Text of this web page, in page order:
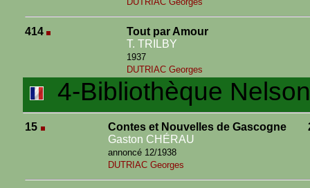
414
Tout par Amour
T. TRILBY
1937
DUTRIAC Georges
4-Bibliothèque
15
Contes et Nouvelles de Gascogne
Gaston CHÉRAU
annoncé 12/1938
DUTRIAC Georges